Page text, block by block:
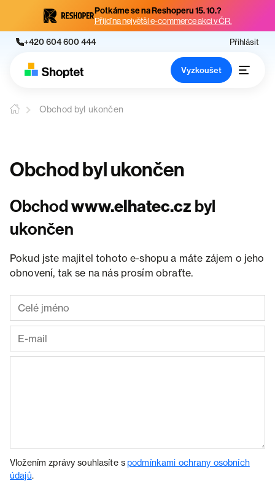
Potkáme se na Reshoperu 15. 10.?
Přijď na největší e-commerce akci v ČR.
+420 604 600 444 Přihlásit
Vyzkoušet
Obchod byl ukončen
Obchod byl ukončen
Obchodwww.elhatec.cz byl
ukončen
Pokud jste majitel tohoto e-shopu a máte zájem o jeho
obnovení, tak se na nás prosím obraťte.
Vložením zprávy souhlasíte spodmínkami ochrany osobních
údajů.